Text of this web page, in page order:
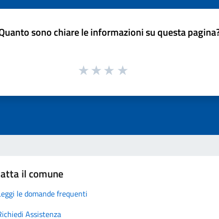
sono chiare le informazioni su questa
il comune
le domande frequenti
Assistenza